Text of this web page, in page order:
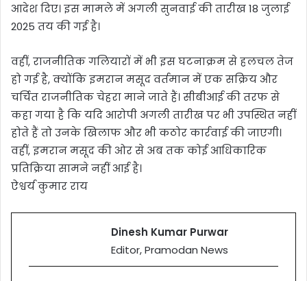
आदेश दिए। इस मामले में अगली सुनवाई की तारीख 18 जुलाई
2025 तय की गई है।
वहीं, राजनीतिक गलियारों में भी इस घटनाक्रम से हलचल तेज
हो गई है, क्योंकि इमरान मसूद वर्तमान में एक सक्रिय और
चर्चित राजनीतिक चेहरा माने जाते हैं। सीबीआई की तरफ से
कहा गया है कि यदि आरोपी अगली तारीख पर भी उपस्थित नहीं
होते हैं तो उनके खिलाफ और भी कठोर कार्रवाई की जाएगी।
वहीं, इमरान मसूद की ओर से अब तक कोई आधिकारिक
प्रतिक्रिया सामने नहीं आई है।
ऐश्वर्य कुमार राय
Dinesh Kumar Purwar
Editor, Pramodan News